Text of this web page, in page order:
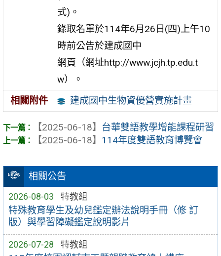
相關公告
2026-08-03 特教組
特殊教育學生及幼兒鑑定辦法說明手冊（修 訂
版）與學習障礙鑑定說明影片
2026-07-28 特教組
式)。
錄取名單於114年6月26日(四)上午10
時前公告於建成國中
網頁（網址http://www.jcjh.tp.edu.t
w）。
相關附件
建成國中生物資優營實施計畫
【2025-06-18】 台華雙語教學增能課程研習
【2025-06-18】 114年度雙語教育博覽會